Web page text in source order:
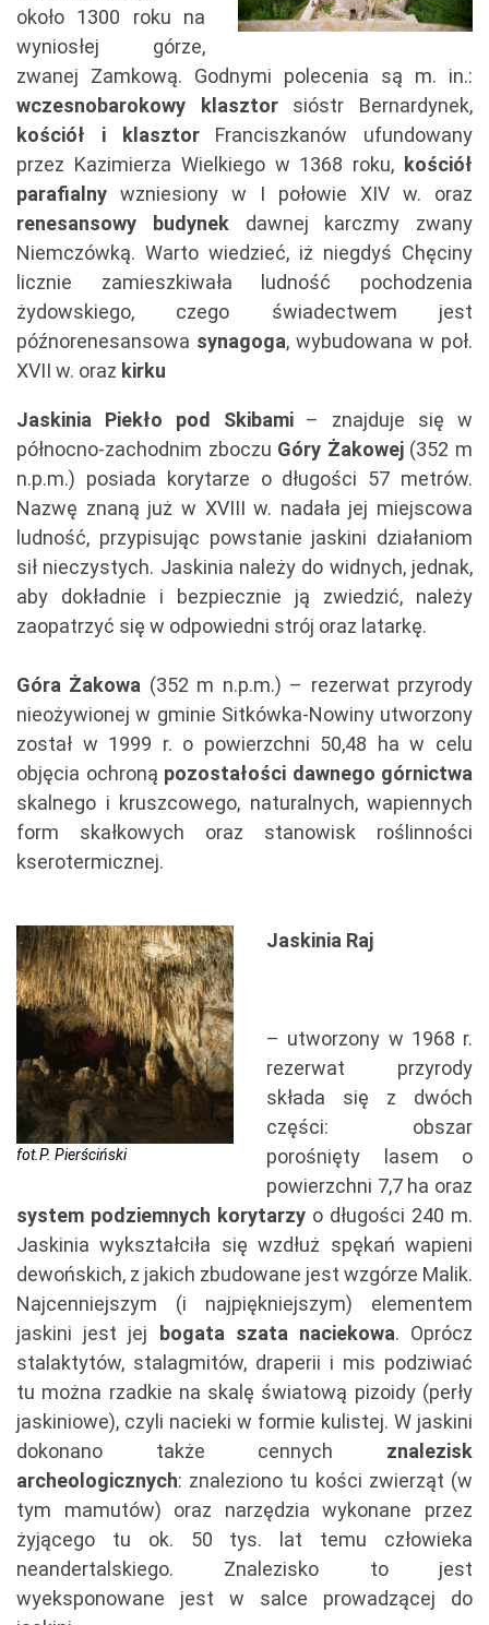
około 1300 roku na
wyniosłej górze,
zwanej Zamkową. Godnymi polecenia są m. in.:
wczesnobarokowy klasztorsióstr Bernardynek,
kościół i klasztor Franciszkanów ufundowany
przez Kazimierza Wielkiego w 1368 roku, kościół
parafialny wzniesiony w I połowie XIV w. oraz
renesansowy budynekdawnej karczmy zwany
Niemczówką. Warto wiedzieć, iż niegdyś Chęciny
licznie zamieszkiwała ludność pochodzenia
żydowskiego, czego świadectwem jest
późnorenesansowa synagoga, wybudowana w poł.
XVII w. oraz kirku
Jaskinia Piekło pod Skibami – znajduje się w
północno-zachodnim zboczu Góry Żakowej(352 m
n.p.m.) posiada korytarze o długości 57 metrów.
Nazwę znaną już w XVIII w. nadała jej miejscowa
ludność, przypisując powstanie jaskini działaniom
sił nieczystych. Jaskinia należy do widnych, jednak,
aby dokładnie i bezpiecznie ją zwiedzić, należy
zaopatrzyć się w odpowiedni strój oraz latarkę.
Góra Żakowa (352 m n.p.m.) – rezerwat przyrody
nieożywionej w gminie Sitkówka-Nowiny utworzony
został w 1999 r. o powierzchni 50,48 ha w celu
objęcia ochroną pozostałości dawnego górnictwa
skalnego i kruszcowego, naturalnych, wapiennych
form skałkowych oraz stanowisk roślinności
kserotermicznej.
fot.P. Pierściński
Jaskinia Raj
– utworzony w 1968 r.
rezerwat przyrody
składa się z dwóch
części: obszar
porośnięty lasem o
powierzchni 7,7 ha oraz
system podziemnych korytarzy o długości 240 m.
Jaskinia wykształciła się wzdłuż spękań wapieni
dewońskich, z jakich zbudowane jest wzgórze Malik.
Najcenniejszym (i najpiękniejszym) elementem
jaskini jest jej
bogata szata naciekowa. Oprócz
stalaktytów, stalagmitów, draperii i mis podziwiać
tu można rzadkie na skalę światową pizoidy (perły
jaskiniowe), czyli nacieki w formie kulistej. W jaskini
dokonano także cennych znalezisk
archeologicznych: znaleziono tu kości zwierząt (w
tym mamutów) oraz narzędzia wykonane przez
żyjącego tu ok. 50 tys. lat temu człowieka
neandertalskiego. Znalezisko to jest
wyeksponowane jest w salce prowadzącej do